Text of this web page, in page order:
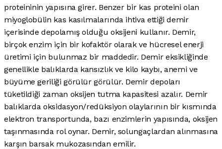
proteininin yapısına girer. Benzer bir kas proteini olan
miyoglobülin kas kasılmalarında ihtiva ettiği demir
içerisinde depolamış olduğu oksijeni kullanır. Demir,
birçok enzim için bir kofaktör olarak ve hücresel enerji
üretimi için bulunmaz bir maddedir. Demir eksikliğinde
genellikle balıklarda kansızlık ve kilo kaybı, anemi ve
büyüme geriliği görülür görülür. Demir depoları
tüketildiği zaman oksijen tutma kapasitesi azalır. Demir
balıklarda oksidasyon/redüksiyon olaylarının bir kısmında
elektron transportunda, bazı enzimlerin yapısında, oksijen
taşınmasında rol oynar. Demir, solungaçlardan alınmasına
karşın barsak mukozasından emilir.